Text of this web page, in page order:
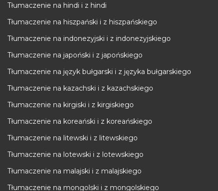
Tłumaczenie na hindi i z hindi
Tłumaczenie na hiszpański i z hiszpańskiego
Tłumaczenie na indonezyjski i z indonezyjskiego
Tłumaczenie na japoński i z japońskiego
Tłumaczenie na język bułgarski i z języka bułgarskiego
Tłumaczenie na kazachski i z kazachskiego
Tłumaczenie na kirgiski i z kirgiskiego
Tłumaczenie na koreański i z koreańskiego
Tłumaczenie na litewski i z litewskiego
Tłumaczenie na lotewski i z lotewskiego
Tłumaczenie na malajski i z malajskiego
Tłumaczenie na mongolski i z mongolskiego